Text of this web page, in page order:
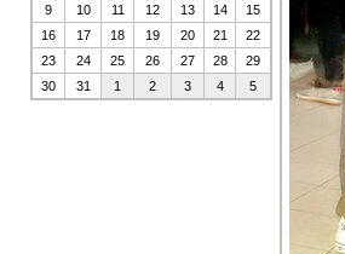
9
10 11 12 13 14
15
16
17 18 19 20 21
22
23
24 25 26 27 28
29
30
31 1 2 3 4 5